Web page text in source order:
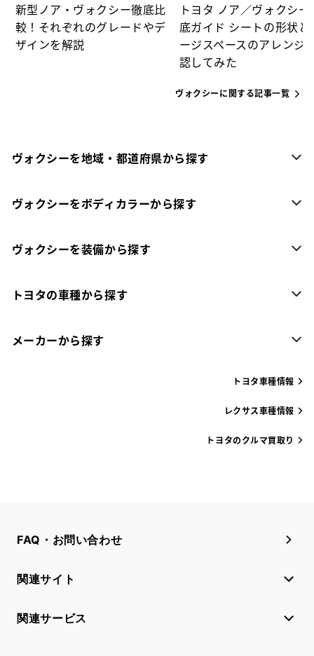
新型ノア・ヴォクシー徹底比
較！それぞれのグレードやデ
ザインを解説
トヨタ ノア／ヴォクシー
底ガイド シートの形状と
ージスペースのアレンジ
認してみた
ヴォクシーに関する記事一覧
ヴォクシーを地域・都道府県から探す
ヴォクシーをボディカラーから探す
ヴォクシーを装備から探す
トヨタの車種から探す
メーカーから探す
トヨタ車種情報
レクサス車種情報
トヨタのクルマ買取り
FAQ・お問い合わせ
関連サイト
関連サービス